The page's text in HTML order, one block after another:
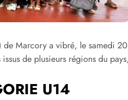
de Marcory a vibré, le samedi
de plusieurs régions du
U14